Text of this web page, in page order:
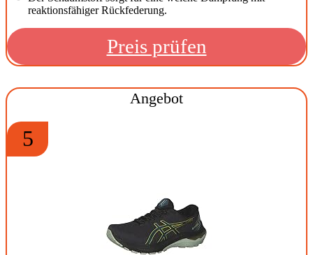
reaktionsfähiger Rückfederung.
Preis prüfen
Angebot
5